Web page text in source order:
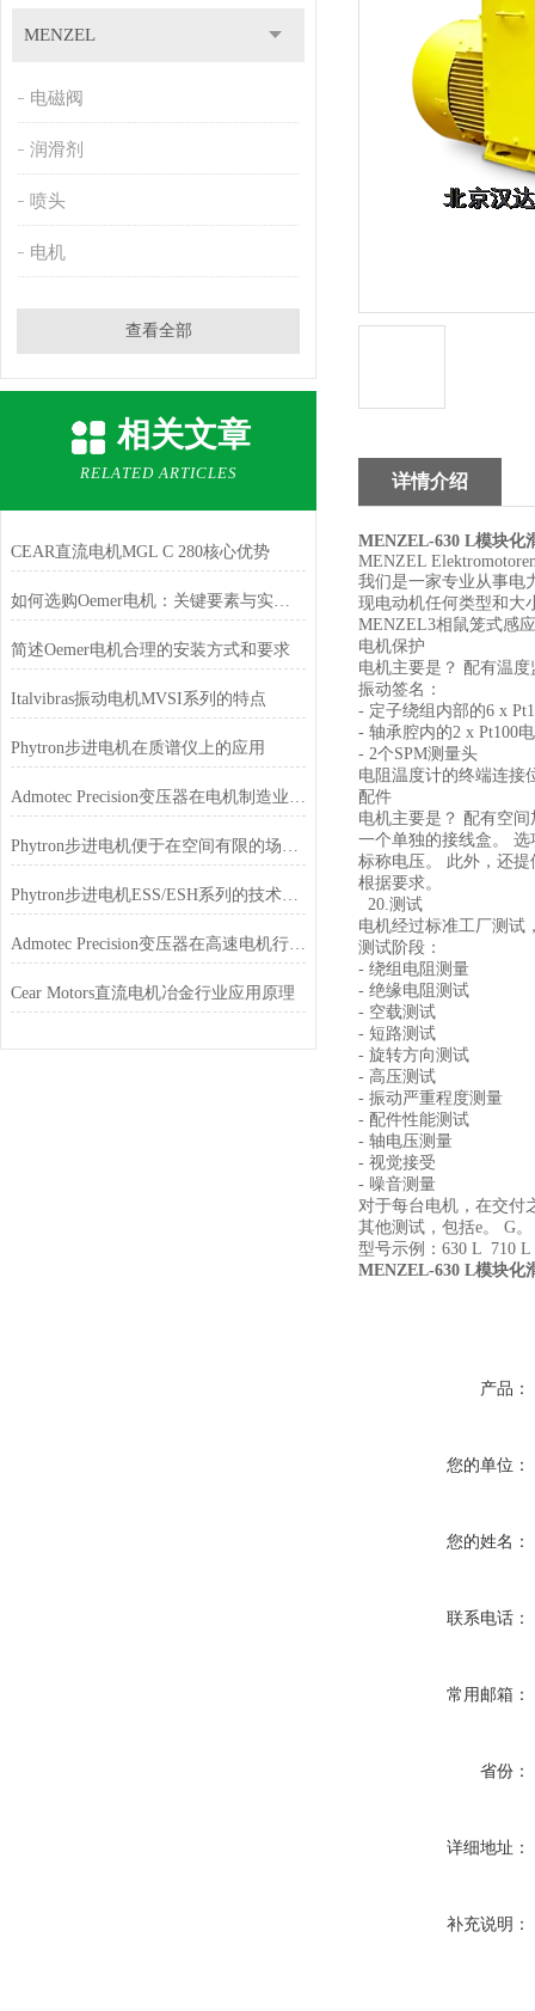
MENZEL
电磁阀
润滑剂
喷头
电机
查看全部
相关文章
RELATED ARTICLES
CEAR直流电机MGL C 280核心优势
如何选购Oemer电机：关键要素与实用建议
简述Oemer电机合理的安装方式和要求
Italvibras振动电机MVSI系列的特点
Phytron步进电机在质谱仪上的应用
Admotec Precision变压器在电机制造业的应用
Phytron步进电机便于在空间有限的场合安装和使用
Phytron步进电机ESS/ESH系列的技术特点
Admotec Precision变压器在高速电机行业的应用特点
Cear Motors直流电机冶金行业应用原理
详情介绍
MENZEL-630 L模块化
MENZEL
我们是一家专业从事电
现电动机任何类型和大
MENZEL3相鼠笼式感
电机保护
电机主要是？ 配有温
振动签名：
- 定子绕组内部的6 x
- 轴承腔内的2 x Pt100
- 2个SPM测量头
电阻温度计的终端连接
配件
电机主要是？ 配有空
一个单独的接线盒。
标称电压。 此外，还
根据要求。
20.测试
电机经过标准工厂测试
测试阶段：
- 绕组电阻测量
- 绝缘电阻测试
- 空载测试
- 短路测试
- 旋转方向测试
- 高压测试
- 振动严重程度测量
- 配件性能测试
- 轴电压测量
- 视觉接受
- 噪音测量
对于每台电机，在交付
其他测试，包括e。 G
型号示例：630 L
MENZEL-630 L模块化
产品：
您的单位：
您的姓名：
联系电话：
常用邮箱：
省份：
详细地址：
补充说明：